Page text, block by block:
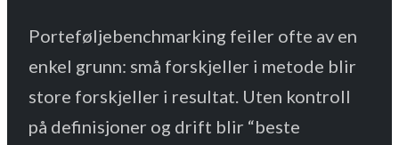
Porteføljebenchmarking feiler ofte av en
enkel grunn: små forskjeller i metode blir
store forskjeller i resultat. Uten kontroll
på definisjoner og drift blir “beste